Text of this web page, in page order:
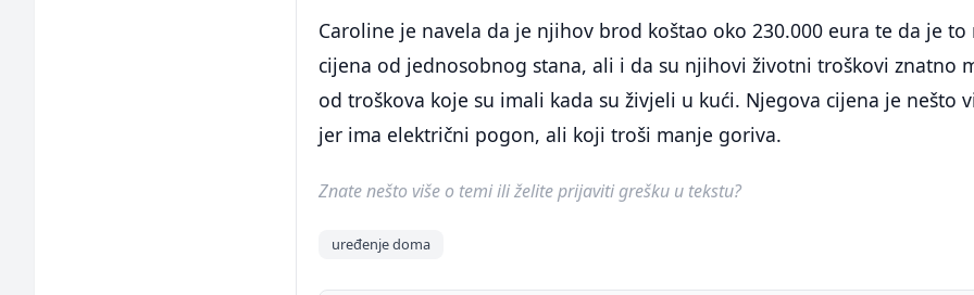
Caroline je navela da je njihov brod koštao oko 230.000 eura te da je to
cijena od jednosobnog stana, ali i da su njihovi životni troškovi znatno
od troškova koje su imali kada su živjeli u kući. Njegova cijena je nešto
jer ima električni pogon, ali koji troši manje goriva.
Znate nešto više o temi ili želite prijaviti grešku u tekstu?
uređenje doma